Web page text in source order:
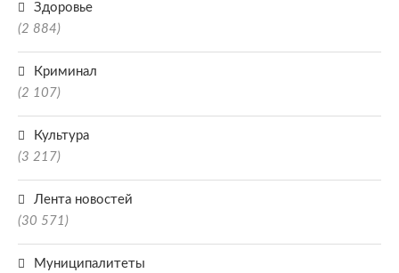
Здоровье
(2 884)
Криминал
(2 107)
Культура
(3 217)
Лента новостей
(30 571)
Муниципалитеты